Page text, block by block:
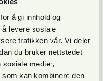
å gi innhold og
å levere sosiale
trafikken vår. Vi deler
du bruker nettstedet
sosiale medier,
kan kombinere den
presentasjon om NORSKOG
i Toscana – mai 2025